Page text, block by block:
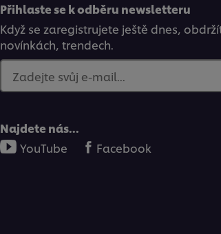
Přihlaste se k odběru newsletteru
Když se zaregistrujete ještě dnes,
novínkách, trendech.
Zadejte svůj e-mail...
Najdete nás...
YouTube
Facebook